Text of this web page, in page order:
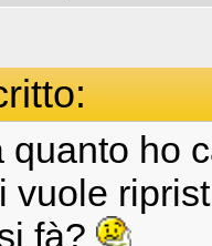
quanto ho
vuole
fà?